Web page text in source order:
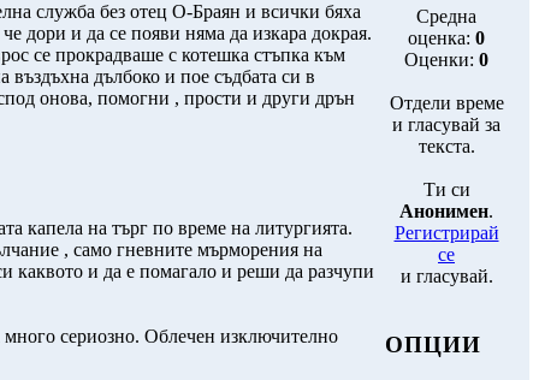
служба без отец О-Браян и всички бяха
дори и да се появи няма да изкара докрая.
се прокрадваше с котешка стъпка към
въздъхна дълбоко и пое съдбата си в
онова, помогни , прости и други дрън
капела на търг по време на литургията.
, само гневните мърморения на
каквото и да е помагало и реши да разчупи
сериозно. Облечен изключително
Средна
оценка: 0
Оценки: 0
Отдели време
и гласувай за
текста.
Ти си
Анонимен.
Регистрирай
се
и гласувай.
ОПЦИИ